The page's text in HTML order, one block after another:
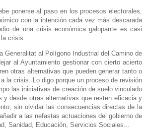
ponerse al paso en los procesos electorales,
con la intención cada vez más descarada
de una crisis económica galopante es casi
crisis.
Generalitat al Polígono Industrial del Camino de
al Ayuntamiento gestionar con cierto acierto
otras alternativas que pueden generar tanto o
la crisis. Lo digo porque un proceso de revisión
las iniciativas de creación de suelo vinculado
y desde otras alternativas que resten eficacia y
sin olvidar las consecuencias directas de la
a las nefastas actuaciones del gobierno de
Sanidad, Educación, Servicios Sociales...